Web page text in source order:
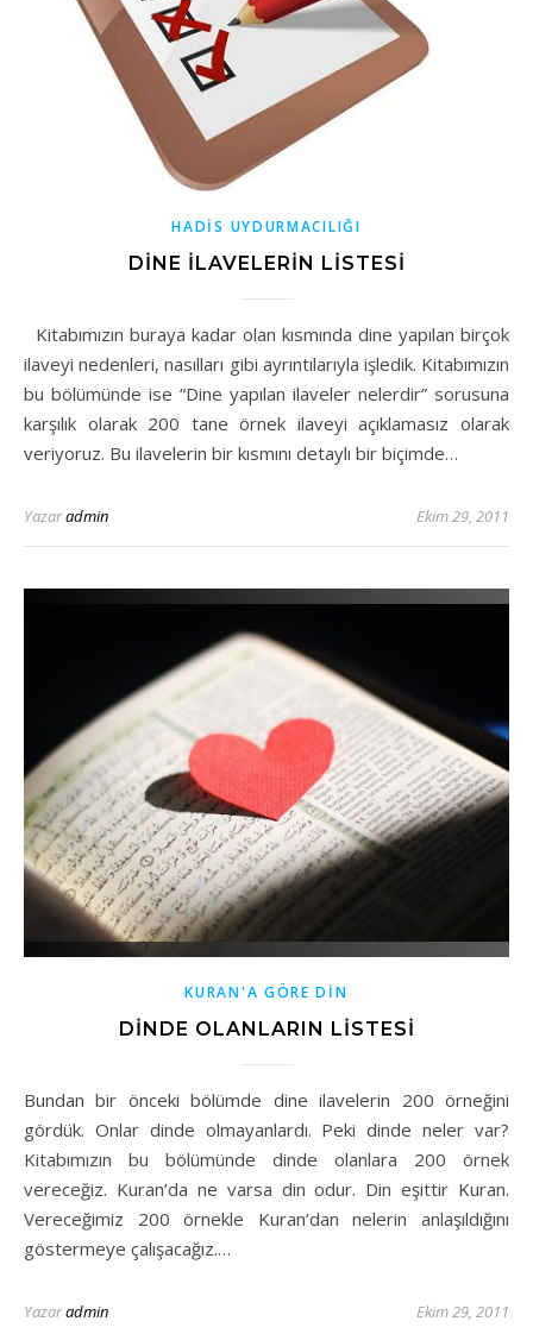
HADİS UYDURMACILIĞI
DİNE İLAVELERİN LİSTESİ
Kitabımızın buraya kadar olan kısmında dine yapılan birçok
ilaveyi nedenleri, nasılları gibi ayrıntılarıyla işledik. Kitabımızın
bu bölümünde ise “Dine yapılan ilaveler nelerdir” sorusuna
karşılık olarak 200 tane örnek ilaveyi açıklamasız olarak
veriyoruz. Bu ilavelerin bir kısmını detaylı bir biçimde…
Yazaradmin Ekim 29, 2011
KURAN'A GÖRE DİN
DİNDE OLANLARIN LİSTESİ
Bundan bir önceki bölümde dine ilavelerin 200 örneğini
gördük. Onlar dinde olmayanlardı. Peki dinde neler var?
Kitabımızın bu bölümünde dinde olanlara 200 örnek
vereceğiz. Kuran’da ne varsa din odur. Din eşittir Kuran.
Vereceğimiz 200 örnekle Kuran’dan nelerin anlaşıldığını
göstermeye çalışacağız.…
Yazaradmin Ekim 29, 2011